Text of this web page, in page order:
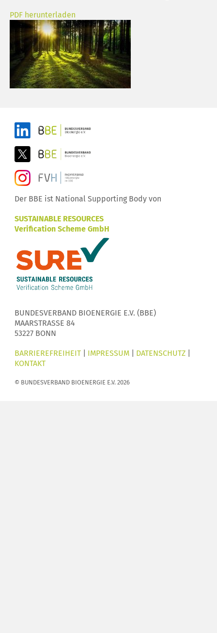
PDF herunterladen
Der BBE ist National Supporting Body von
SUSTAINABLE RESOURCES
Verification Scheme GmbH
BUNDESVERBAND BIOENERGIE E.V. (BBE)
MAARSTRASSE 84
53227 BONN
BARRIEREFREIHEIT IMPRESSUM DATENSCHUTZ
KONTAKT
© BUNDESVERBAND BIOENERGIE E.V. 2026